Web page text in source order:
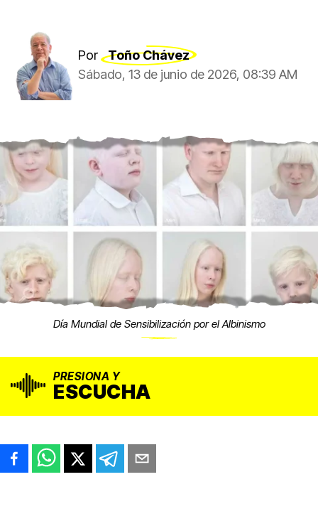
Por
Toño Chávez
Sábado, 13 de junio de 2026, 08:39 AM
Día Mundial de Sensibilización por el Albinismo
PRESIONA Y
ESCUCHA